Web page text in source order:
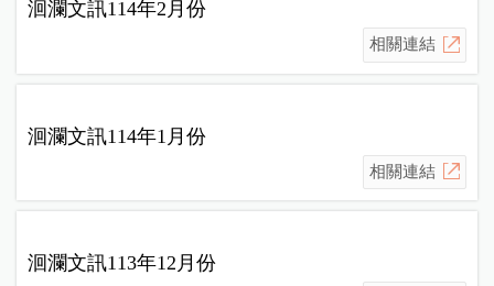
洄瀾文訊114年2月份
相關連結
洄瀾文訊114年1月份
相關連結
洄瀾文訊113年12月份